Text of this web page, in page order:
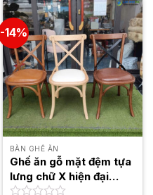
-14%
BÀN GHẾ ĂN
Ghế ăn gỗ mặt đệm tựa
lưng chữ X hiện đại
LAG501